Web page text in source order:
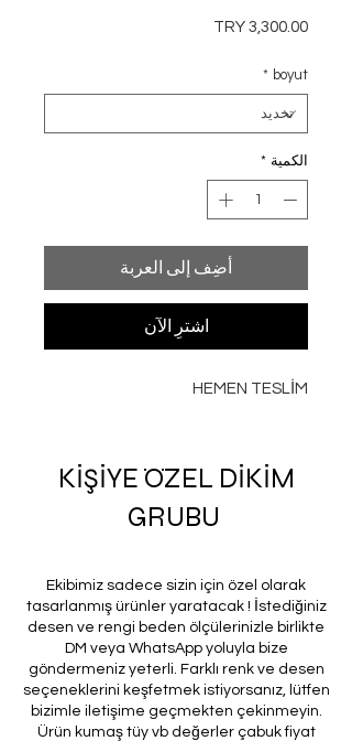
boyut
*
الكمية *
أضِف إلى العربة
اشترِ الآن
HEMEN TESLİM
KİŞİYE ÖZEL DİKİM
GRUBU
Ekibimiz sadece sizin için özel olarak
tasarlanmış ürünler yaratacak ! İstediğiniz
desen ve rengi beden ölçülerinizle birlikte
DM veya WhatsApp yoluyla bize
göndermeniz yeterli. Farklı renk ve desen
seçeneklerini keşfetmek istiyorsanız, lütfen
bizimle iletişime geçmekten çekinmeyin.
Ürün kumaş tüy vb değerler çabuk fiyat